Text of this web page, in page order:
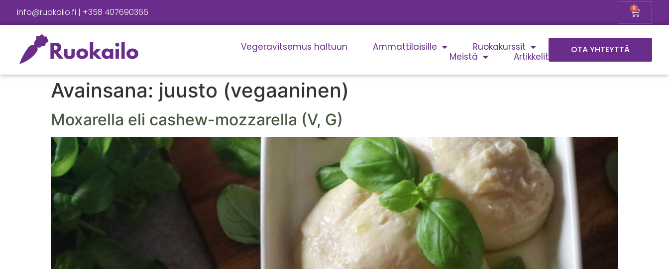
info@ruokailo.fi | +358 407690366 0
Vegeravitsemus haltuun Ammattilaisille
Ruokakurssit
Meistä
Artikkelit
OTA YHTEYTTÄ
Avainsana: juusto (vegaaninen)
Moxarella eli cashew-mozzarella (V, G)